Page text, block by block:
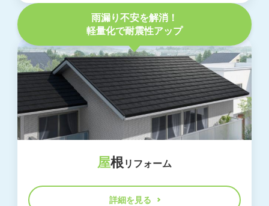
ENTRY
求人採用情報
PRIVACY POLICY
個人情報保護方針
雨漏り不安を解消！
軽量化で耐震性アップ
屋根 リフォーム
詳細を見る